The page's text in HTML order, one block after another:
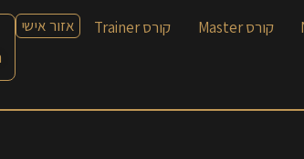
קורס Master קורס Trainer אזור אישי